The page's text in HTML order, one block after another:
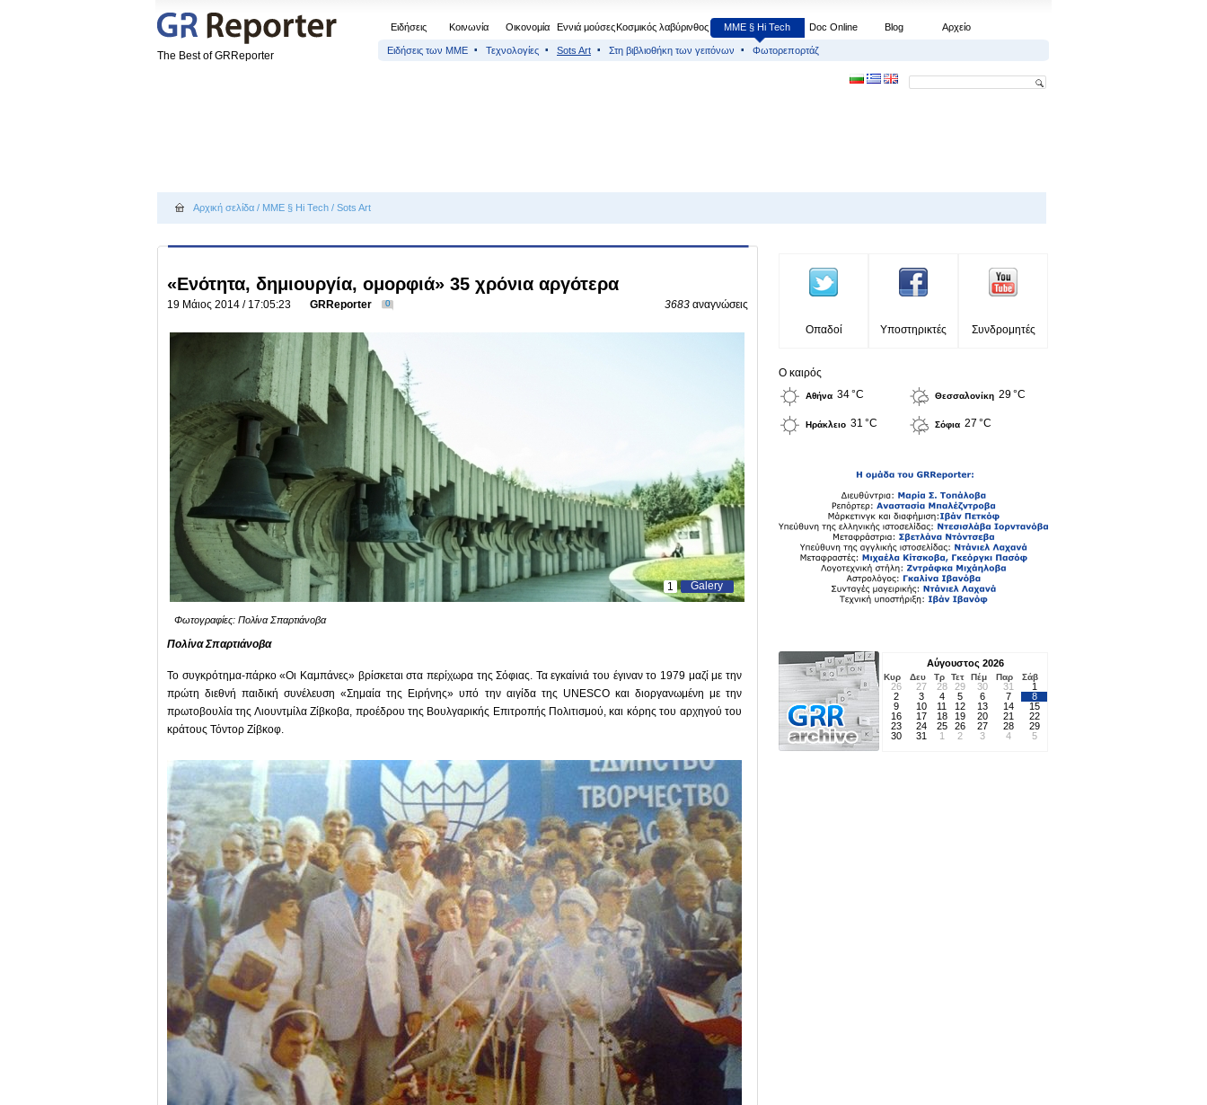
The Best of GRReporter
Ειδήσεις Κοινωνία Οικονομία Εννιά μούσεςΚοσμικός λαβύρινθος МΜΕ § Hi Tech Doc Online Blog Αρχείο
Ειδήσεις των ΜΜΕ Τεχνολογίες Sots Art Στη βιβλιοθήκη των γειτόνων Φωτορεπορτάζ
Αρχική σελίδα / МΜΕ § Hi Tech / Sots Art
«Ενότητα, δημιουργία, ομορφιά» 35 χρόνια αργότερα
19 Μάιος 2014 / 17:05:23 GRReporter 0 3683 αναγνώσεις
Galery
1
Φωτογραφίες: Πολίνα Σπαρτιάνοβα
ΠολίναΣπαρτιάνοβα
Το συγκρότημα-πάρκο «Οι Καμπάνες» βρίσκεται στα περίχωρα της Σόφιας. Τα εγκαίνιά του έγιναν το 1979 μαζί με την
πρώτη διεθνή παιδική συνέλευση «Σημαία της Ειρήνης» υπό την αιγίδα της UNESCO και διοργανωμένη με την
πρωτοβουλία της Λιουντμίλα Ζίβκοβα, προέδρου της Βουλγαρικής Επιτροπής Πολιτισμού, και κόρης του αρχηγού του
κράτους Τόντορ Ζίβκοφ.
Οπαδοί Υποστηρικτές Συνδρομητές
Ο καιρός
Αθήνα 34 °C Θεσσαλονίκη 29 °C
Ηράκλειο 31 °C Σόφια 27 °C
Αύγουστος 2026
Κυρ Δευ Τρ Τετ Πέμ Παρ Σάβ
26 27 28 29 30 31
1
2
3 4 5 6 7
8
9
10 11 12 13 14
15
16
17 18 19 20 21
22
23
24 25 26 27 28
29
30
31 1 2 3 4 5